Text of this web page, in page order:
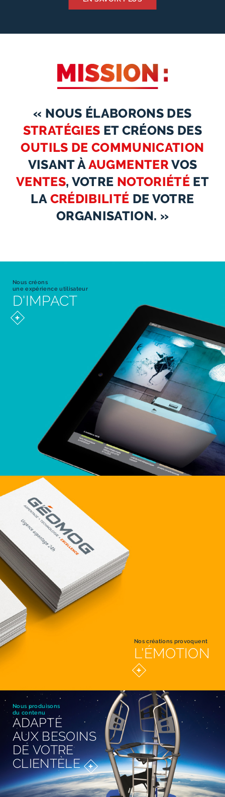
« NOUS ÉLABORONS DES
STRATÉGIES ET CRÉONS DES
OUTILS DE COMMUNICATION
VISANT ÀAUGMENTER VOS
VENTES, VOTRE NOTORIÉTÉ ET
LA CRÉDIBILITÉ DE VOTRE
ORGANISATION. »
Nous créons
une expérience utilisateur
D'IMPACT
Nos créations provoquent
L'ÉMOTION
Nous produisons
du contenu
ADAPTÉ
AUX BESOINS
DE VOTRE
CLIENTÈLE